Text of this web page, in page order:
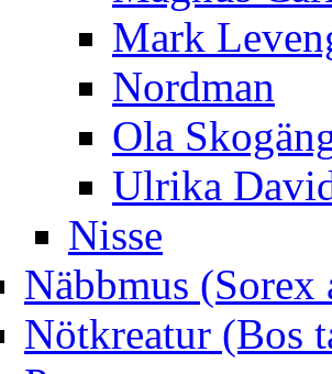
Mark
Nordman
Ola
Ulrika
Nisse
Näbbmus (Sorex
Nötkreatur (Bos